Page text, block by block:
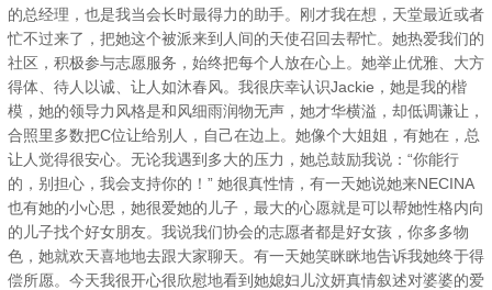
的总经理，也是我当会长时最得力的助手。刚才我在想，天堂最近或者
忙不过来了，把她这个被派来到人间的天使召回去帮忙。她热爱我们的
社区，积极参与志愿服务，始终把每个人放在心上。她举止优雅、大方
得体、待人以诚、让人如沐春风。我很庆幸认识Jackie，她是我的楷
模，她的领导力风格是和风细雨润物无声，她才华横溢，却低调谦让，
合照里多数把C位让给别人，自己在边上。她像个大姐姐，有她在，总
让人觉得很安心。无论我遇到多大的压力，她总鼓励我说：“你能行
的，别担心，我会支持你的！” 她很真性情，有一天她说她来NECINA
也有她的小心思，她很爱她的儿子，最大的心愿就是可以帮她性格内向
的儿子找个好女朋友。我说我们协会的志愿者都是好女孩，你多多物
色，她就欢天喜地地去跟大家聊天。有一天她笑眯眯地告诉我她终于得
偿所愿。今天我很开心很欣慰地看到她媳妇儿汶妍真情叙述对婆婆的爱